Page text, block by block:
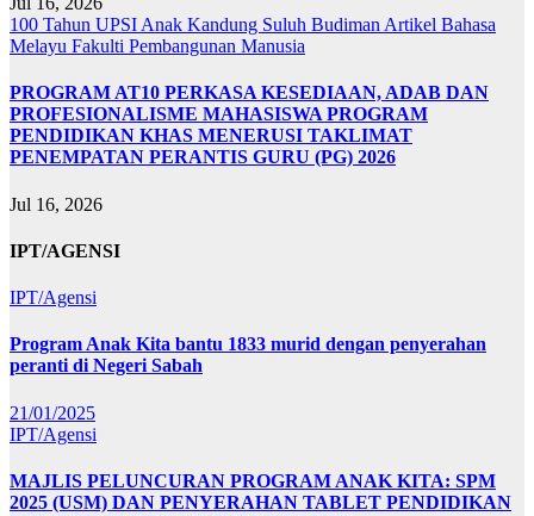
100 Tahun UPSI Anak Kandung Suluh Budiman Artikel Bahasa
Melayu Fakulti Pembangunan Manusia
PROGRAM AT10 PERKASA KESEDIAAN, ADAB DAN
PROFESIONALISME MAHASISWA PROGRAM
PENDIDIKAN KHAS MENERUSI TAKLIMAT
PENEMPATAN PERANTIS GURU (PG) 2026
Jul 16, 2026
IPT/AGENSI
IPT/Agensi
Program Anak Kita bantu 1833 murid dengan penyerahan
peranti di Negeri Sabah
21/01/2025
IPT/Agensi
MAJLIS PELUNCURAN PROGRAM ANAK KITA: SPM
2025 (USM) DAN PENYERAHAN TABLET PENDIDIKAN